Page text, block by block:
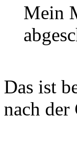
Mein
Das ist
nach der